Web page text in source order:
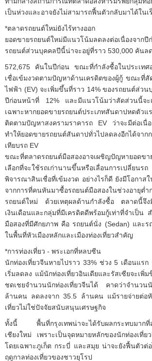
เป็นห่วงและอาจยังไม่สามารถฟื้นตัวกลับมาได้ในเ
*ตลาดรถยนต์ใหม่ยังไร้ทางออก
ยอดขายรถยนต์ใหม่มีแนวโน้มลดลงต่อเนื่องจา
รถยนต์ส่วนบุคคลปีนี้น่าจะอยู่ที่ราว 530,000 คันล
572,675 คันในปีก่อน ขณะที่กำลังซื้อในประเท
เชื่อเข้มงวดตามปัญหาด้านเครดิตของผู้กู้ ขณะที่
ไฟฟ้า (EV) จะเพิ่มขึ้นที่ราว 14% ของรถยนต์ส่วน
ปีก่อนหน้าที่ 12% และมีแนวโน้มว่าสัดส่วนนี้จะ
เฉพาะหากยอดขายรถยนต์ประเภทสันดาปหดตัวแ
ติดตามปัญหาสงครามราคารถ EV ว่าจะมีต่อเนื่
ทำให้ยอดขายรถยนต์สันดาปทั่วไปลดลงอีกได้จาก
เทียบรถ EV
ขณะที่ตลาดรถยนต์มือสองอาจเผชิญปัญหายอดขา
เลือกที่จะใช้รถเก่านานขึ้นหรือเลื่อนการเปลี่ย
พิจารณาสินเชื่อที่เข้มงวด อย่างไรก็ดี ยังมีโอกาส
จากการที่คนหันมาซื้อรถยนต์มือสองในช่วงอายุต่
รถยนต์ใหม่ ด้วยเหตุผลด้านกำลังซื้อ ตลาดนี้จึง
เงินเดือนและกลุ่มที่มีเครดิตดีพร้อมกู้เท่าที่จำเป็น
มือสองที่มีศักยภาพ คือ รถยนต์นั่ง (Sedan) และร
ในพื้นที่หัวเมืองหลักและเมืองท่องเที่ยวสำคัญ
*การท่องเที่ยว - พระเอกที่หลบซีน
นักท่องเที่ยวจีนหายไปราว 33% ช่วง 5 เดือนแรก
เริ่มลดลง แม้นักท่องเที่ยวอินเดียและรัสเซียจะเพิ่
ชดเชยจำนวนนักท่องเที่ยวจีนได้ คาดว่าจำนวน
ล้านคน ลดลงจาก 35.5 ล้านคน แม้รายจ่ายต่อ
เที่ยวไม่ใช่ปัจจัยสนับสนุนเศรษฐกิจ
ทั้งนี้ พื้นที่กรุงเทพน่าจะได้รับผลกระทบมากที่
เชียงใหม่ เพราะเป็นจุดหมายหลักของนักท่องเที่
โดยเฉพาะภูเก็ต กระบี่ และสมุย น่าจะยังฟื้นตัวต่
ฤดูกาลท่องเที่ยวของชาวยุโรป